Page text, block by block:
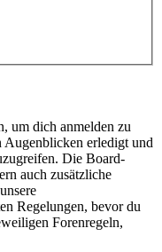
um dich anmelden zu
erledigt und
Die Board-
auch zusätzliche
Regelungen, bevor du
Forenregeln,